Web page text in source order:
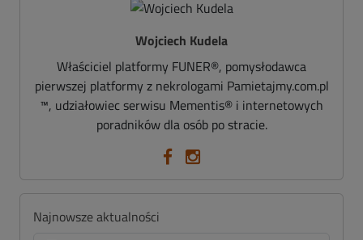
Wojciech Kudela
Właściciel platformy FUNER®, pomysłodawca
pierwszej platformy z nekrologami Pamietajmy.com.pl
™, udziałowiec serwisu Mementis® i internetowych
poradników dla osób po stracie.
Najnowsze aktualności